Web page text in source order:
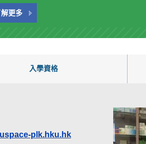
解更多
入學資格
plk.hku.hk